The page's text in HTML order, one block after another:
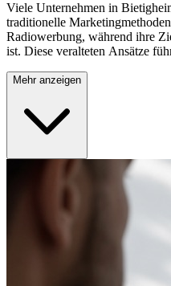
Viele Unternehmen in
traditionelle
Radiowerbung, während ihre
ist. Diese veralteten Ansätze
Strategie bleiben potenzielle
Marktanteile gewinnen. Der
praktisch unsichtbar zu bleiben.
Mehr anzeigen